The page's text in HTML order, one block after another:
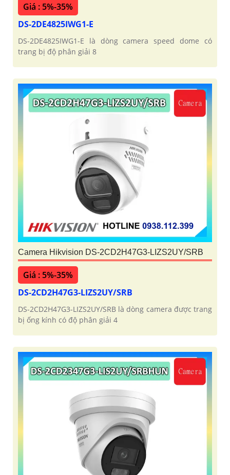
Giá : 5%-35%
DS-2DE4825IWG1-E
DS-2DE4825IWG1-E là dòng camera speed dome có
trang bị độ phân giải 8
Camera Hikvision DS-2CD2H47G3-LIZS2UY/SRB
Giá : 5%-35%
DS-2CD2H47G3-LIZS2UY/SRB
DS-2CD2H47G3-LIZS2UY/SRB là dòng camera được trang
bị ống kính có độ phân giải 4